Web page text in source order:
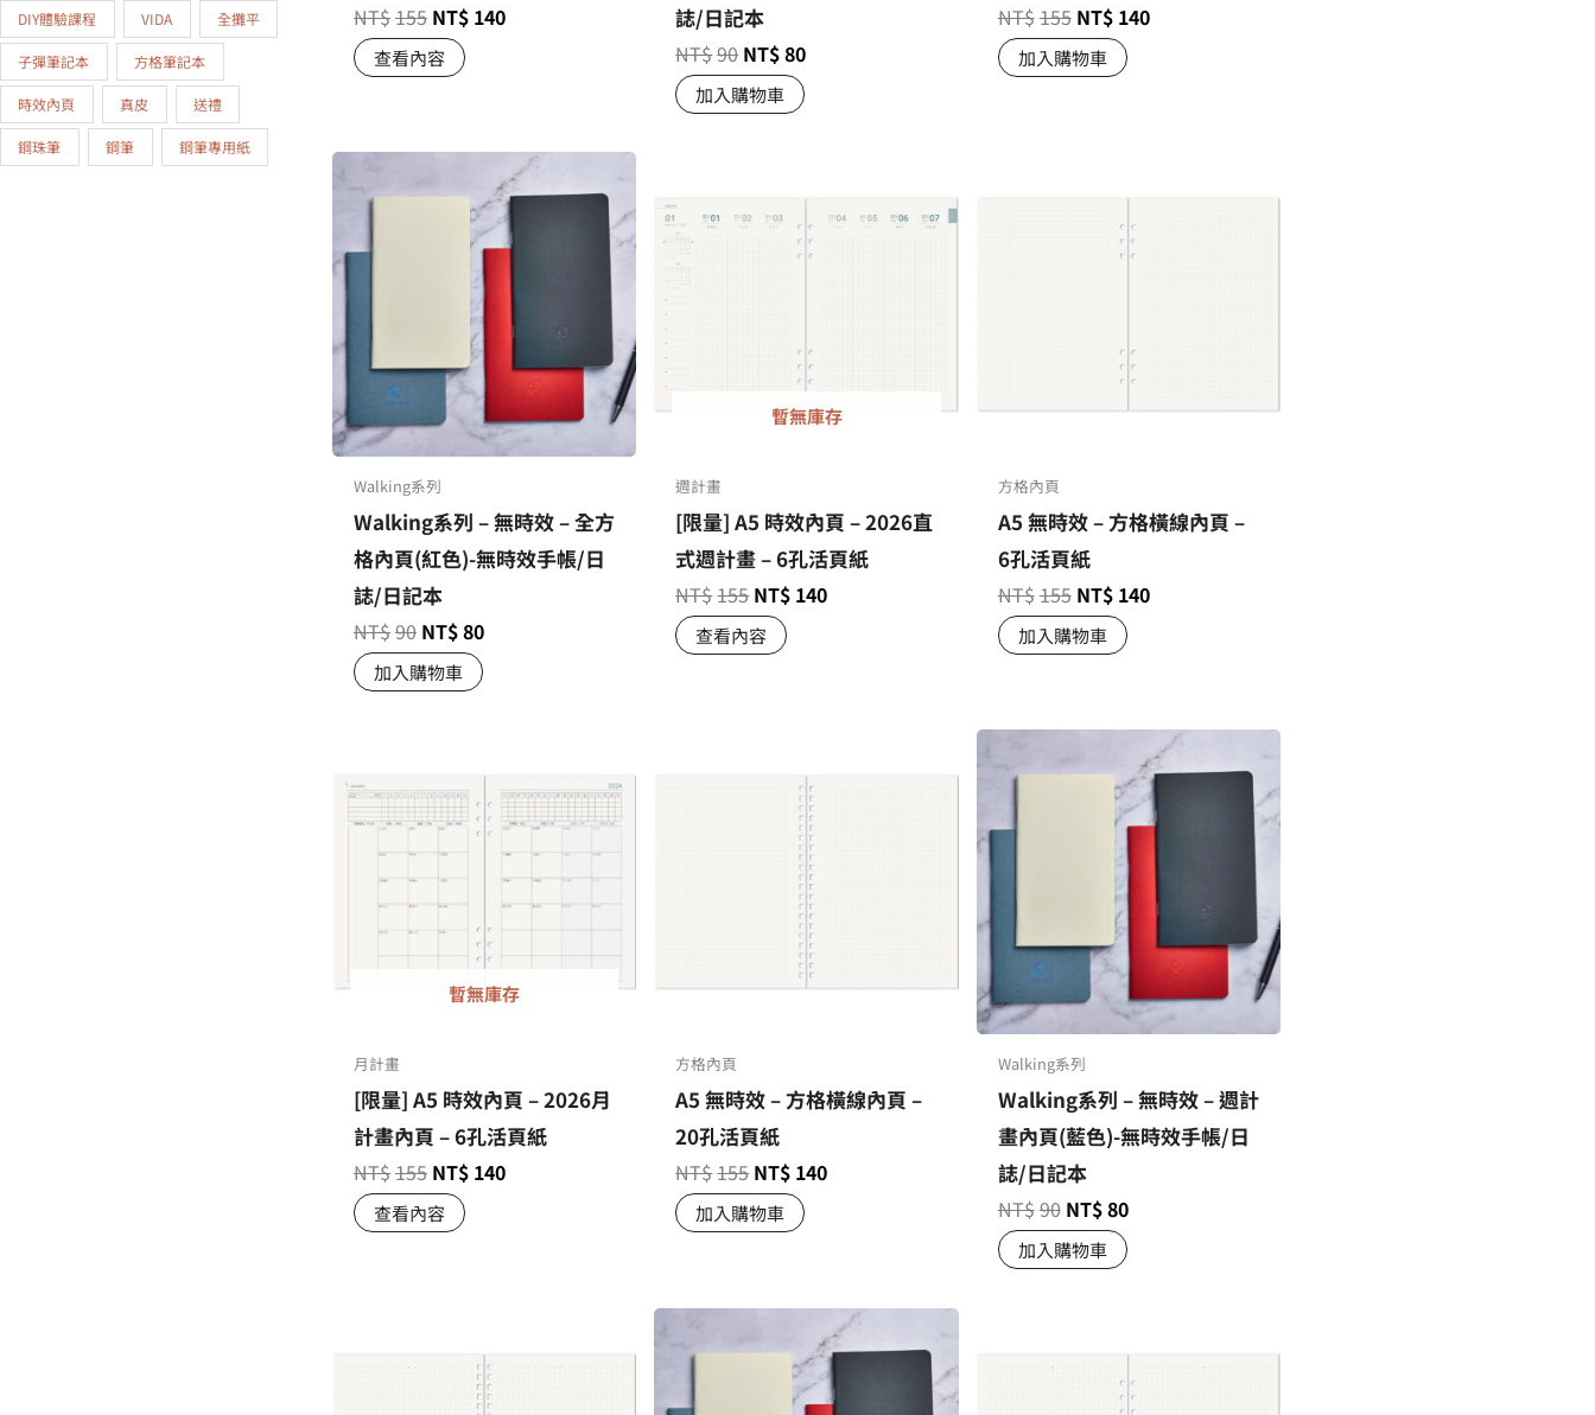
DIY體驗課程 VIDA 全攤平
子彈筆記本 方格筆記本
時效內頁 真皮 送禮
鋼珠筆 鋼筆 鋼筆專用紙
NT$155 NT$ 140
查看內容
誌/日記本
NT$90NT$80
加入購物車
NT$155 NT$ 140
加入購物車
Walking系列
Walking系列 – 無時效 – 全方
格內頁(紅色)-無時效手帳/日
誌/日記本
NT$90 NT$80
加入購物車
暫無庫存
週計畫
[限量] A5 時效內頁 – 2026直
式週計畫 – 6孔活頁紙
NT$155NT$ 140
查看內容
方格內頁
A5 無時效 – 方格橫線內頁 –
6孔活頁紙
NT$155 NT$ 140
加入購物車
暫無庫存
月計畫
[限量] A5 時效內頁 – 2026月
計畫內頁 – 6孔活頁紙
NT$155 NT$ 140
查看內容
方格內頁
A5 無時效 – 方格橫線內頁 –
20孔活頁紙
NT$155NT$ 140
加入購物車
Walking系列
Walking系列 – 無時效 – 週計
畫內頁(藍色)-無時效手帳/日
誌/日記本
NT$90 NT$80
加入購物車